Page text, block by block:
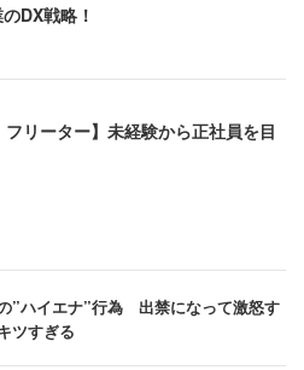
DX戦略！
フリーター】未経験から正社員を目
”ハイエナ”行為 出禁になって激怒す
ツすぎる